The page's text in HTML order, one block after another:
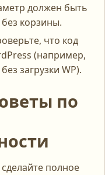
должен быть
корзины.
что код
(например,
загрузки WP).
по
полное